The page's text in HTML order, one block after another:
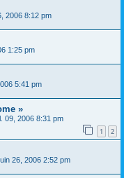
2006 8:12 pm
1:25 pm
5:41 pm
»
09, 2006 8:31 pm
1 2
26, 2006 2:52 pm